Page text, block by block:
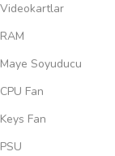
Videokartlar
RAM
Maye Soyuducu
CPU Fan
Keys Fan
PSU